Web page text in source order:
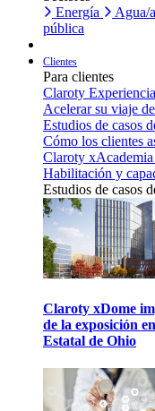
Energía
Agua/
pública
Clientes
Para clientes
Claroty
Acelerar su viaje
Estudios de casos
Cómo los clientes
Claroty xAcademia
Habilitación y
Estudios de casos
Claroty xDome
de la exposición
Estatal de Ohio